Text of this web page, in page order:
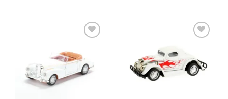
proizvod